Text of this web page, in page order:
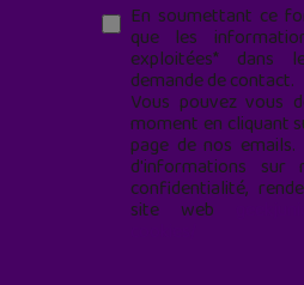
En soumettant ce
que les
exploitées* dans
demande de contact.
Vous pouvez vous
moment en cliquant
page de nos
d'informations sur
confidentialité,
site web